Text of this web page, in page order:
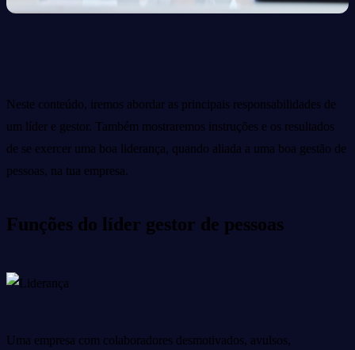
Neste conteúdo, iremos abordar as principais responsabilidades de
um líder e gestor. Também mostraremos instruções e os resultados
de se exercer uma boa liderança, quando aliada a uma boa gestão de
pessoas, na tua empresa.
Funções do líder gestor de pessoas
Uma empresa com colaboradores desmotivados, avulsos,